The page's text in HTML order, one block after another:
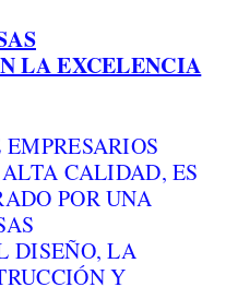
LA EXCELENCIA
CALIDAD, ES
POR UNA
DISEÑO, LA
Y